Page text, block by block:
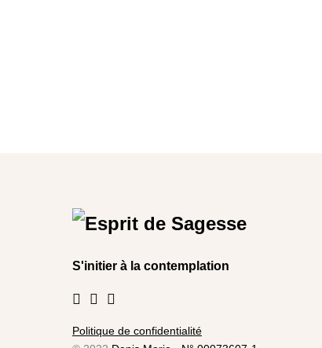
S'initier à la contemplation
Politique de confidentialité